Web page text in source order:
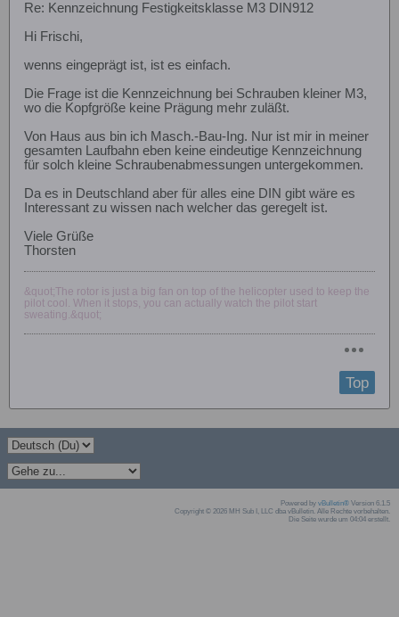
Re: Kennzeichnung Festigkeitsklasse M3 DIN912
Hi Frischi,
wenns eingeprägt ist, ist es einfach.
Die Frage ist die Kennzeichnung bei Schrauben kleiner M3,
wo die Kopfgröße keine Prägung mehr zuläßt.
Von Haus aus bin ich Masch.-Bau-Ing. Nur ist mir in meiner
gesamten Laufbahn eben keine eindeutige Kennzeichnung
für solch kleine Schraubenabmessungen untergekommen.
Da es in Deutschland aber für alles eine DIN gibt wäre es
Interessant zu wissen nach welcher das geregelt ist.
Viele Grüße
Thorsten
&quot;The rotor is just a big fan on top of the helicopter used to keep the
pilot cool. When it stops, you can actually watch the pilot start
sweating.&quot;
Top
Powered by vBulletin® Version 6.1.5
Copyright © 2026 MH Sub I, LLC dba vBulletin. Alle Rechte vorbehalten.
Die Seite wurde um 04:04 erstellt.